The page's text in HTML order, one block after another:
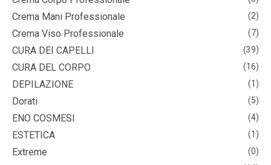
Crema Mani Professionale (2)
Crema Viso Professionale (7)
CURA DEI CAPELLI (39)
CURA DEL CORPO (16)
DEPILAZIONE (1)
Dorati (5)
ENO COSMESI (4)
ESTETICA (1)
Extreme (0)